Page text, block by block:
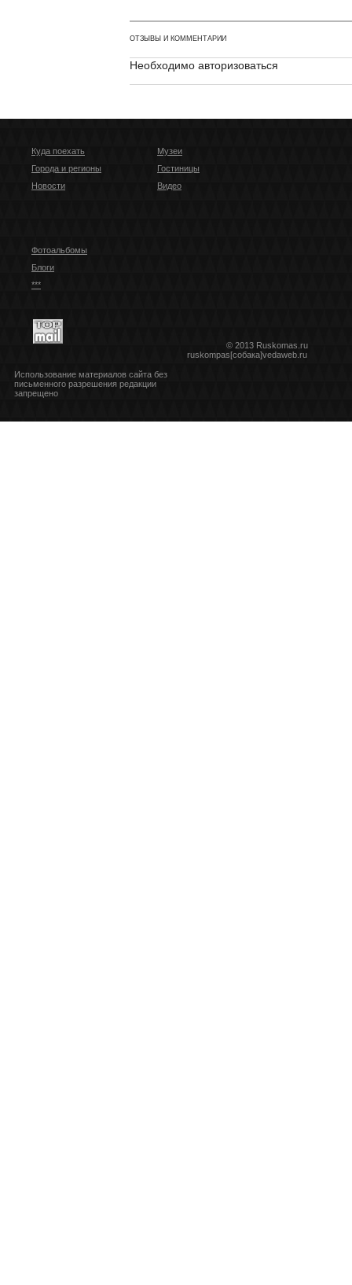
ОТЗЫВЫ И КОММЕНТАРИИ
Необходимо авторизоваться
Куда поехать
Города и регионы
Новости
Музеи
Гостиницы
Видео
Фотоальбомы
Блоги
***
© 2013 Ruskomas.ru
ruskompas[собака]vedaweb.ru
Использование материалов сайта без
письменного разрешения редакции
запрещено